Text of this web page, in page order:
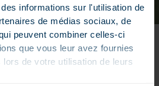
informations sur l'utilisation de
de médias sociaux, de
peuvent combiner celles-ci
que vous leur avez fournies
de votre utilisation de leurs